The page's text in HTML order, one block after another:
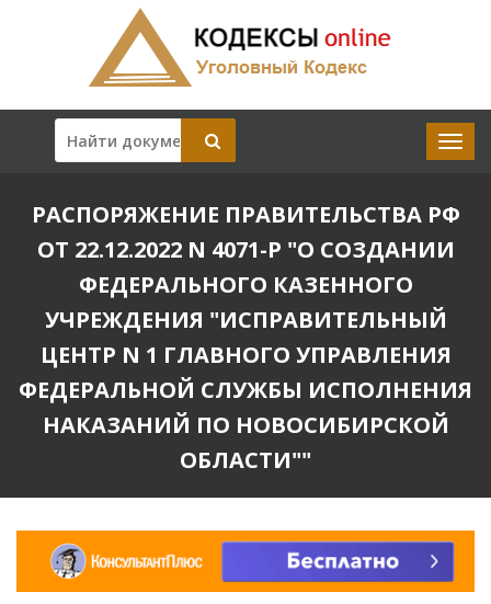
РАСПОРЯЖЕНИЕ ПРАВИТЕЛЬСТВА РФ
ОТ 22.12.2022 N 4071-Р "О СОЗДАНИИ
ФЕДЕРАЛЬНОГО КАЗЕННОГО
УЧРЕЖДЕНИЯ "ИСПРАВИТЕЛЬНЫЙ
ЦЕНТР N 1 ГЛАВНОГО УПРАВЛЕНИЯ
ФЕДЕРАЛЬНОЙ СЛУЖБЫ ИСПОЛНЕНИЯ
НАКАЗАНИЙ ПО НОВОСИБИРСКОЙ
ОБЛАСТИ""